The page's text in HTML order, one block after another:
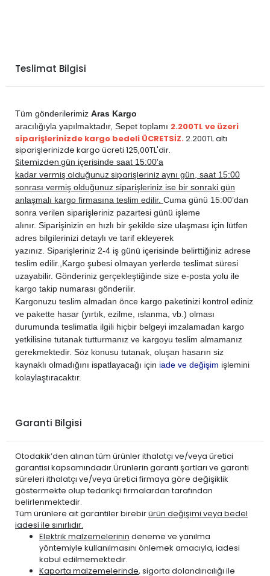
Teslimat Bilgisi
Tüm gönderilerimiz Aras Kargo
aracılığıyla yapılmaktadır, Sepet toplamı 2.200TL ve üzeri
siparişlerinizde kargo bedeli ÜCRETSİZ.2.200TL altı
siparişlerinizde kargo ücreti 125,00TL'dir.
Sitemizden gün içerisinde saat 15:00'a
kadar vermiş olduğunuz siparişleriniz aynı gün, saat 15:00
sonrası vermiş olduğunuz siparişleriniz ise bir sonraki gün
anlaşmalı kargo firmasına teslim edilir. Cuma günü 15:00’dan
sonra verilen siparişleriniz pazartesi günü işleme
alınır. Siparişinizin en hızlı bir şekilde size ulaşması için lütfen
adres bilgilerinizi detaylı ve tarif ekleyerek
yazınız. Siparişleriniz 2-4 iş günü içerisinde belirttiğiniz adrese
teslim edilir., Kargo şubesi olmayan yerlerde teslimat süresi
uzayabilir. Gönderiniz gerçekleştiğinde size e-posta yolu ile
kargo takip numarası gönderilir.
Kargonuzu teslim almadan önce kargo paketinizi kontrol ediniz
ve pakette hasar (yırtık, ezilme, ıslanma, vb.) olması
durumunda teslimatla ilgili hiçbir belgeyi imzalamadan kargo
yetkilisine tutanak tutturmanız ve kargoyu teslim almamanız
gerekmektedir. Söz konusu tutanak, oluşan hasarın siz
kaynaklı olmadığını ispatlayacağı için iade ve değişim işlemini
kolaylaştıracaktır.
Garanti Bilgisi
Otodakik’den alınan tüm ürünler ithalatçı ve/veya üretici
garantisi kapsamındadır.Ürünlerin garanti şartları ve garanti
süreleri ithalatçı ve/veya üretici firmaya göre değişiklik
göstermekte olup tedarikçi firmalardan tarafından
belirlenmektedir.
Tüm ürünlere ait garantiler birebirürün değişimi veya bedel
iadesi ile sınırlıdır.
Elektrik malzemelerinin deneme ve yanılma
yöntemiyle kullanılmasını önlemek amacıyla, iadesi
kabul edilmemektedir.
Kaporta malzemelerinde, sigorta dolandırıcılığı ile